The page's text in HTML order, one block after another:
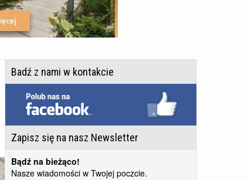
Badź z nami w kontakcie
Zapisz się na nasz Newsletter
Bądź na bieżąco!
Nasze wiadomości w Twojej poczcie.